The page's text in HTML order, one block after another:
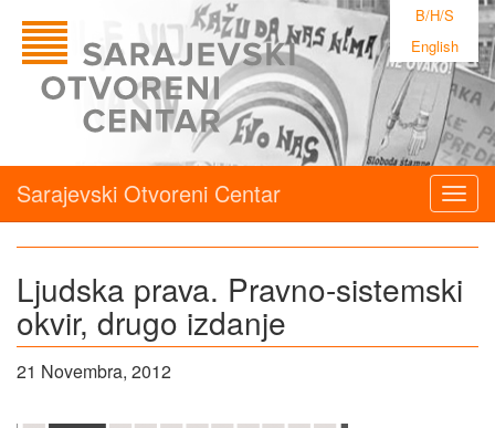
B/H/S
English
Sarajevski Otvoreni Centar
Ljudska prava. Pravno-sistemski
okvir, drugo izdanje
21 Novembra, 2012